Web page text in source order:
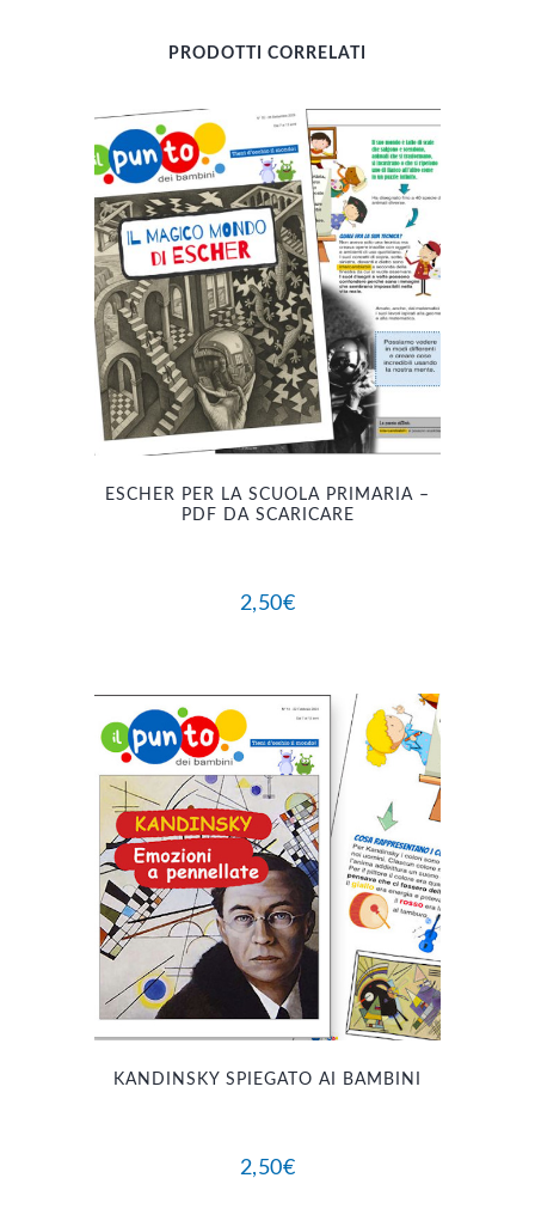
PRODOTTI CORRELATI
ESCHER PER LA SCUOLA PRIMARIA –
PDF DA SCARICARE
2,50€
KANDINSKY SPIEGATO AI BAMBINI
2,50€